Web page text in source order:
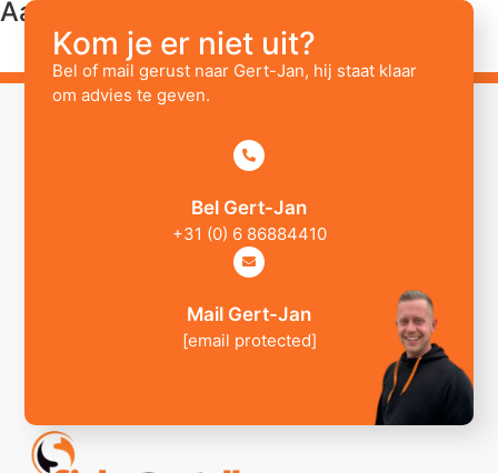
Aanvullende informatie
Kom je er niet uit?
Bel of mail gerust naar Gert-Jan, hij staat klaar
om advies te geven.
Bel Gert-Jan
+31 (0) 6 86884410
Mail Gert-Jan
[email protected]